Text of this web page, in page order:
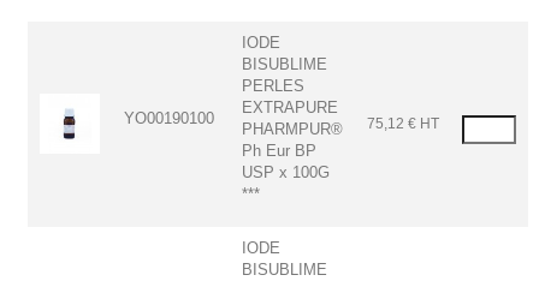
YO00190100
IODE
BISUBLIME
PERLES
EXTRAPURE
PHARMPUR®
Ph Eur BP
USP x 100G
***
75,12 € HT
IODE
BISUBLIME